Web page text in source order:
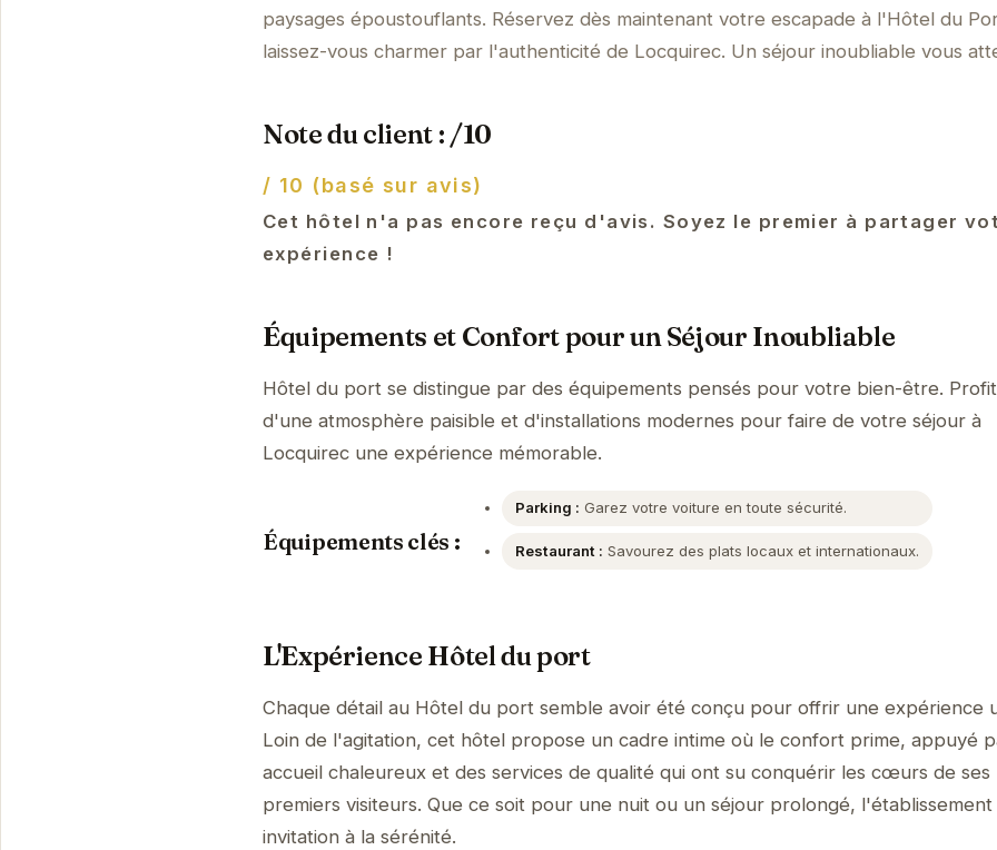
paysages époustouflants. Réservez dès maintenant votre escapade à l'Hôtel du
laissez-vous charmer par l'authenticité de Locquirec. Un séjour inoubliable vous
Note du client : /10
/ 10 (basé sur avis)
Cet hôtel n'a pas encore reçu d'avis. Soyez le premier à partager
expérience !
Équipements et Confort pour un Séjour Inoubliable
Hôtel du port se distingue par des équipements pensés pour votre bien-être.
d'une atmosphère paisible et d'installations modernes pour faire de votre séjour à
Locquirec une expérience mémorable.
Équipements clés :
Parking : Garez votre voiture en toute sécurité.
Restaurant : Savourez des plats locaux et internationaux.
L'Expérience Hôtel du port
Chaque détail au Hôtel du port semble avoir été conçu pour offrir une expérience
Loin de l'agitation, cet hôtel propose un cadre intime où le confort prime, appuyé
accueil chaleureux et des services de qualité qui ont su conquérir les cœurs de ses
premiers visiteurs. Que ce soit pour une nuit ou un séjour prolongé,
invitation à la sérénité.